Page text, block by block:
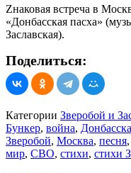
Zнаковая встреча в
«Донбасская пасха»
Заславская).
Поделиться:
Категории Зверобой и
Бункер, война,
Зверобой, Москва, песня,
мир, СВО, стихи, стихи